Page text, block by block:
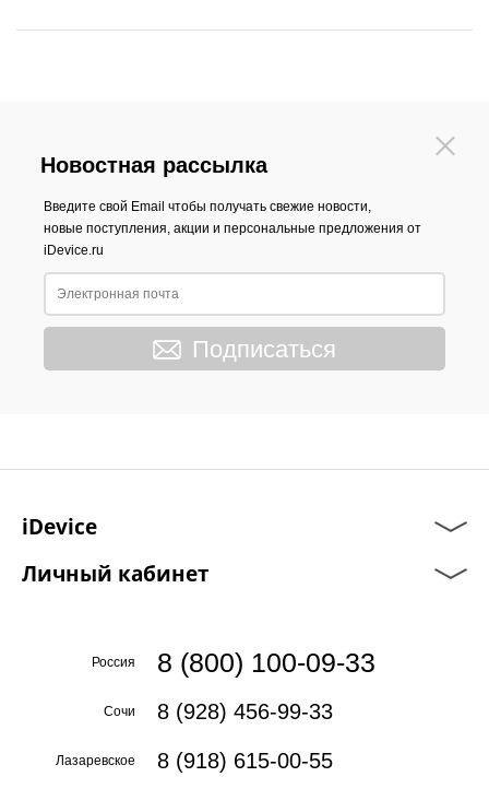
Новостная рассылка
Введите свой Email чтобы получать свежие новости,
новые поступления, акции и персональные предложения от
iDevice.ru
Подписаться
iDevice
Личный кабинет
Россия 8 (800) 100-09-33
Сочи 8 (928) 456-99-33
Лазаревское 8 (918) 615-00-55